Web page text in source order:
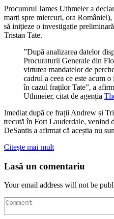
Procurorul James Uthmeier a
marți spre miercuri, ora
să inițieze o investigație
Tristan Tate.
”După analizarea datelor
Procuraturii Generale din
virtutea mandatelor de
cadrul a ceea ce este acum
în cazul fraților Tate”, a
Uthmeier, citat de agenția
Imediat după ce frații Andrew și
trecută în Fort Lauderdale, venind
DeSantis a afirmat că aceștia nu
Citeşte mai mult
Lasă un comentariu
Your email address will not be